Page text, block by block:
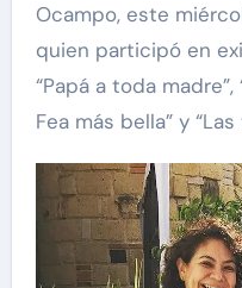
Ocampo, este
quien participó en
“Papá a toda madre”,
Fea más bella” y